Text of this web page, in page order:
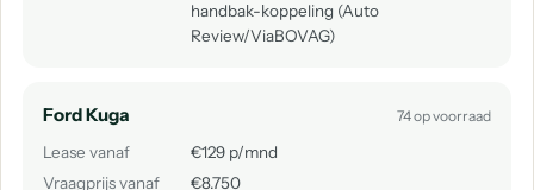
handbak-koppeling (Auto
Review/ViaBOVAG)
Ford Kuga 74 op voorraad
Lease vanaf
€129 p/mnd
Vraagprijs vanaf
€8.750